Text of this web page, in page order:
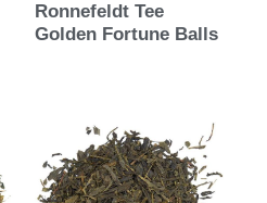
Ronnefeldt Tee
Golden Fortune Balls